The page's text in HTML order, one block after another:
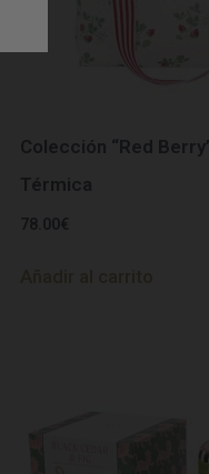
Colección “Red
Térmica
78.00€